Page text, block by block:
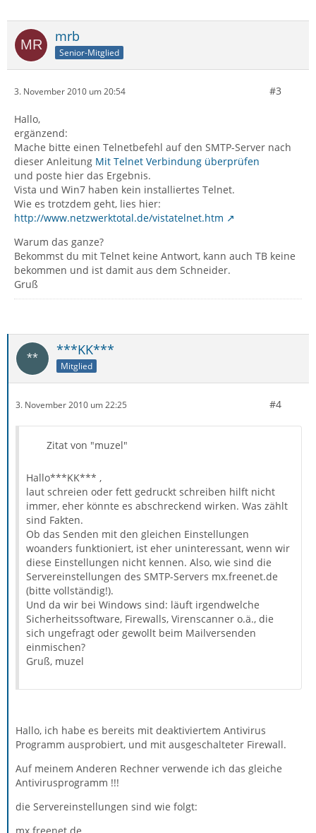
mrb
Senior-Mitglied
3. November 2010 um 20:54 #3
Hallo,
ergänzend:
Mache bitte einen Telnetbefehl auf den SMTP-Server nach
dieser Anleitung Mit Telnet Verbindung überprüfen
und poste hier das Ergebnis.
Vista und Win7 haben kein installiertes Telnet.
Wie es trotzdem geht, lies hier:
http://www.netzwerktotal.de/vistatelnet.htm
Warum das ganze?
Bekommst du mit Telnet keine Antwort, kann auch TB keine
bekommen und ist damit aus dem Schneider.
Gruß
***KK***
Mitglied
3. November 2010 um 22:25 #4
Zitat von "muzel"
Hallo***KK*** ,
laut schreien oder fett gedruckt schreiben hilft nicht
immer, eher könnte es abschreckend wirken. Was zählt
sind Fakten.
Ob das Senden mit den gleichen Einstellungen
woanders funktioniert, ist eher uninteressant, wenn wir
diese Einstellungen nicht kennen. Also, wie sind die
Servereinstellungen des SMTP-Servers mx.freenet.de
(bitte vollständig!).
Und da wir bei Windows sind: läuft irgendwelche
Sicherheitssoftware, Firewalls, Virenscanner o.ä., die
sich ungefragt oder gewollt beim Mailversenden
einmischen?
Gruß, muzel
Hallo, ich habe es bereits mit deaktiviertem Antivirus
Programm ausprobiert, und mit ausgeschalteter Firewall.
Auf meinem Anderen Rechner verwende ich das gleiche
Antivirusprogramm !!!
die Servereinstellungen sind wie folgt: